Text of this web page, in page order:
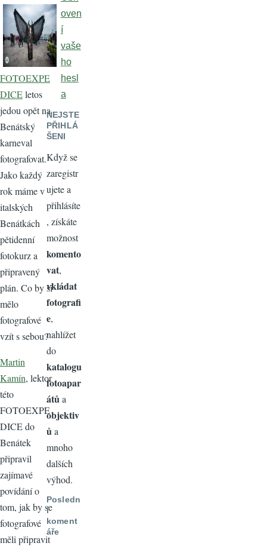
FOTOEXPE
DICEletos
jedou opět na
Benátský
karneval
fotografovat.
Jako každý
rok máme v
italských
Benátkách
pětidenní
fotokurz a
připravený
plán. Co by si
mělo
fotografové
vzít s sebou?
Martin
Kamín, lektor
této
FOTOEXPE
DICE do
Benátek
připravil
zajímavé
povídání o
tom, jak by se
fotografové
měli připravit
oven
í
vaše
ho
hesl
a
NEJSTE
PŘIHLÁ
ŠENI
Když se
zaregistr
ujete a
přihlásíte
, získáte
možnost
komento
vat,
vkládat
fotografi
e,
nahlížet
do
katalogu
fotoapar
átů a
objektiv
ů a
mnoho
dalších
výhod.
Posledn
í
koment
áře